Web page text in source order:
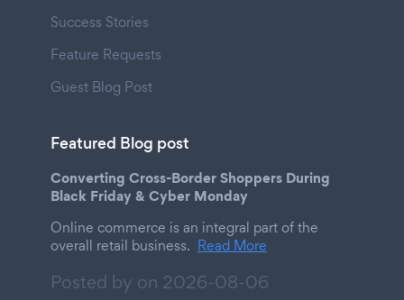
Success Stories
Feature Requests
Guest Blog Post
Featured Blog post
Converting Cross-Border Shoppers During
Black Friday & Cyber Monday
Online commerce is an integral part of the
overall retail business. Read More
Posted by on 2026-08-06